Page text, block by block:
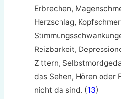
Erbrechen,
Herzschlag,
Reizbarkeit,
Zittern,
das Sehen, Hören oder
nicht da sind. (13)